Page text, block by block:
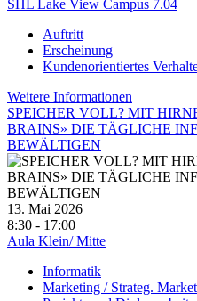
SHL Lake View Campus 7.04
Auftritt
Erscheinung
Kundenorientiertes
Weitere Informationen
SPEICHER VOLL? MIT
BRAINS» DIE TÄGLICHE
BEWÄLTIGEN
13. Mai 2026
8:30 - 17:00
Aula Klein/ Mitte
Informatik
Marketing / Strateg.